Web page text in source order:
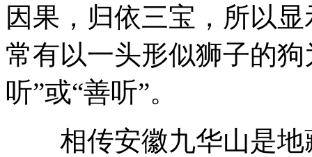
因果，归依三宝，所以
常有以一头形似狮子的
听”或“善听”。
相传安徽九华山是地